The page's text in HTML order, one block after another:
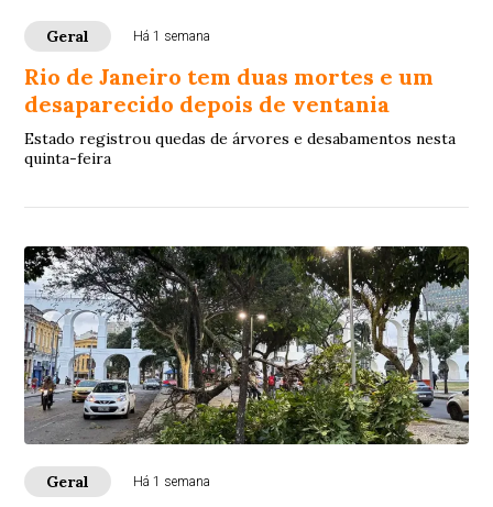
Geral Há 1 semana
Rio de Janeiro tem duas mortes e um
desaparecido depois de ventania
Estado registrou quedas de árvores e desabamentos nesta
quinta-feira
Geral Há 1 semana